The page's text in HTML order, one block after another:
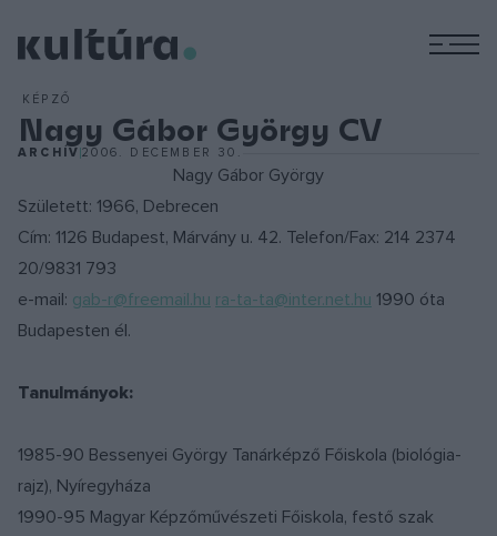
KÉPZŐ
Nagy Gábor György CV
ARCHÍV2006. DECEMBER 30.
Nagy Gábor György
Született: 1966, Debrecen
Cím: 1126 Budapest, Márvány u. 42. Telefon/Fax: 214 2374
20/9831 793
e-mail: gab-r@freemail.hu ra-ta-ta@inter.net.hu 1990 óta
Budapesten él.
Tanulmányok:
1985-90 Bessenyei György Tanárképző Főiskola (biológia-
rajz), Nyíregyháza
1990-95 Magyar Képzőművészeti Főiskola, festő szak